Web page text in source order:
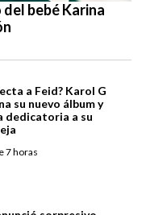
bebé Karina
a Feid? Karol G
su nuevo álbum y
dedicatoria a su
7 horas